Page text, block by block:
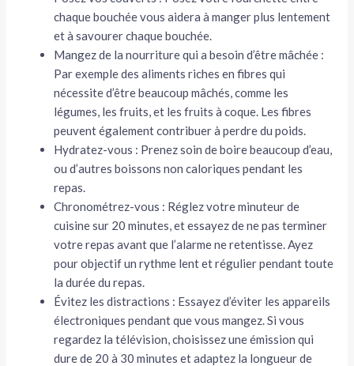
chaque bouchée vous aidera à manger plus lentement
et à savourer chaque bouchée.
Mangez de la nourriture qui a besoin d’être mâchée :
Par exemple des aliments riches en fibres qui
nécessite d’être beaucoup mâchés, comme les
légumes, les fruits, et les fruits à coque. Les fibres
peuvent également contribuer à perdre du poids.
Hydratez-vous : Prenez soin de boire beaucoup d’eau,
ou d’autres boissons non caloriques pendant les
repas.
Chronométrez-vous : Réglez votre minuteur de
cuisine sur 20 minutes, et essayez de ne pas terminer
votre repas avant que l’alarme ne retentisse. Ayez
pour objectif un rythme lent et régulier pendant toute
la durée du repas.
Évitez les distractions : Essayez d’éviter les appareils
électroniques pendant que vous mangez. Si vous
regardez la télévision, choisissez une émission qui
dure de 20 à 30 minutes et adaptez la longueur de